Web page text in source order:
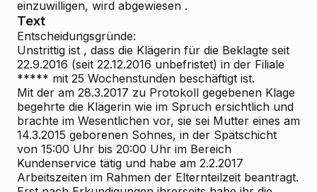
einzuwilligen, wird abgewiesen .
Text
Entscheidungsgründe:
Unstrittig ist , dass die Klägerin für die Beklagte seit
22.9.2016 (seit 22.12.2016 unbefristet) in der Filiale
***** mit 25 Wochenstunden beschäftigt ist.
Mit der am 28.3.2017 zu Protokoll gegebenen Klage
begehrte die Klägerin wie im Spruch ersichtlich und
brachte im Wesentlichen vor, sie sei Mutter eines am
14.3.2015 geborenen Sohnes, in der Spätschicht
von 15:00 Uhr bis 20:00 Uhr im Bereich
Kundenservice tätig und habe am 2.2.2017
Arbeitszeiten im Rahmen der Elternteilzeit beantragt.